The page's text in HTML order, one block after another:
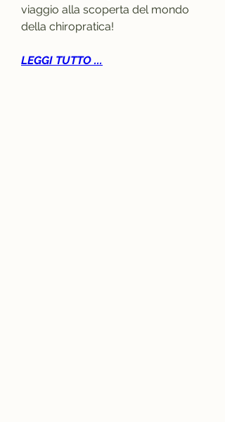
viaggio alla scoperta del mondo
della chiropratica!
LEGGI TUTTO ...